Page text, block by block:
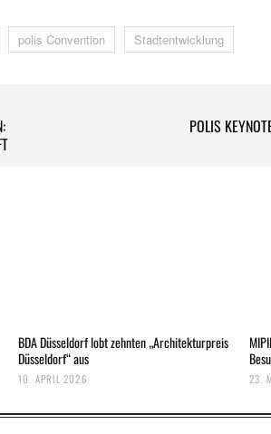
polis Convention Stadtentwicklung
POLIS
BDA Düsseldorf lobt zehnten „Architekturpreis
Düsseldorf“ aus
10. APRIL 2026 23.